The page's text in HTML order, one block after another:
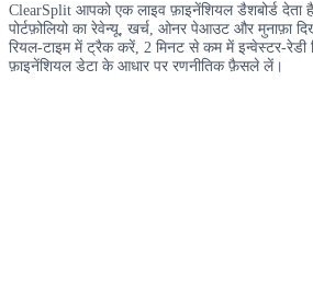
ClearSplit आपको एक लाइव फ़ाइनेंशियल डैशबोर्ड
पोर्टफ़ोलियो का रेवेन्यू, खर्च, ओनर पेआउट और मुनाफ़ा
रियल-टाइम में ट्रैक करें, 2 मिनट से कम में इन्वेस्टर-रेडी
फ़ाइनेंशियल डेटा के आधार पर रणनीतिक फ़ैसले लें।